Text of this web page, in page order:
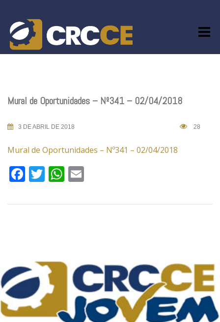
content
Mural de Oportunidades – Nº341 – 02/04/2018
3 DE ABRIL DE 2018 28
Mural de Oportunidades – Nº341 – 02/04/2018
Facebook
TwitterWhatsApp